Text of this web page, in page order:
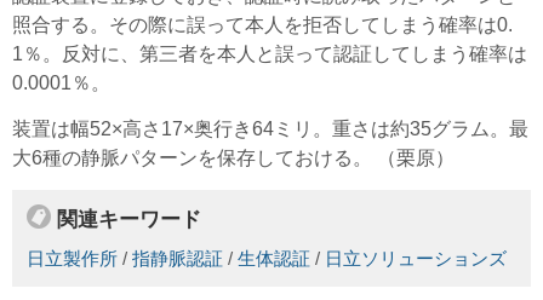
照合する。その際に誤って本人を拒否してしまう確率は0.
1％。反対に、第三者を本人と誤って認証してしまう確率は
0.0001％。
装置は幅52×高さ17×奥行き64ミリ。重さは約35グラム。最
大6種の静脈パターンを保存しておける。 （栗原）
関連キーワード
日立製作所 / 指静脈認証 / 生体認証 / 日立ソリューションズ